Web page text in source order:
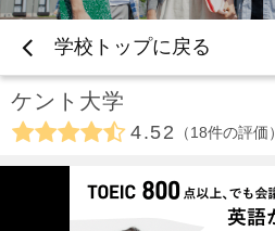
学校トップに戻る
ケント大学
4.52 18件の評価